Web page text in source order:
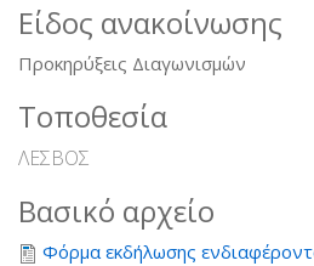
Είδος ανακοίνωσης
Προκηρύξεις Διαγωνισμών
Τοποθεσία
ΛΕΣΒΟΣ
Βασικό αρχείο
Φόρμα εκδήλωσης